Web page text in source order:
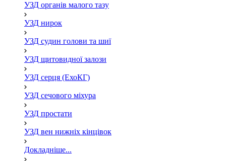
УЗД органів малого тазу
УЗД нирок
УЗД судин голови та шиї
УЗД щитовидної залози
УЗД серця (ЕхоКГ)
УЗД сечового міхура
УЗД простати
УЗД вен нижніх кінцівок
Докладніше...